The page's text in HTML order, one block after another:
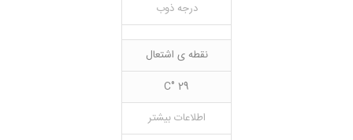
درجه ذوب
نقطه ی اشتعال
29 °C
اطلاعات بیشتر